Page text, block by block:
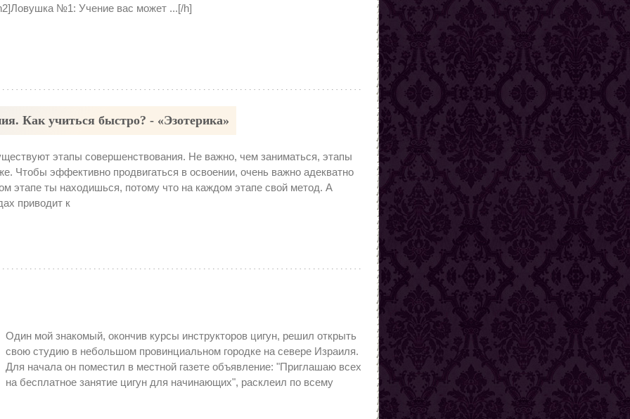
№1: Учение вас может ...[/h]
Как учиться быстро? - «Эзотерика»
этапы совершенствования. Не важно, чем заниматься, этапы
Чтобы эффективно продвигаться в освоении, очень важно адекватно
этапе ты находишься, потому что на каждом этапе свой метод. А
приводит к
Один мой знакомый, окончив курсы инструкторов цигун, решил открыть
свою студию в небольшом провинциальном городке на севере Израиля.
Для начала он поместил в местной газете объявление: "Приглашаю всех
на бесплатное занятие цигун для начинающих", расклеил по всему